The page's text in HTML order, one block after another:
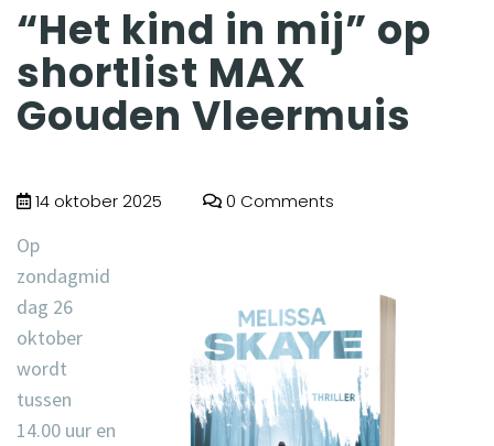
“Het kind in mij” op
shortlist MAX
Gouden Vleermuis
14 oktober 2025 0 Comments
Op
zondagmid
dag 26
oktober
wordt
tussen
14.00 uur en